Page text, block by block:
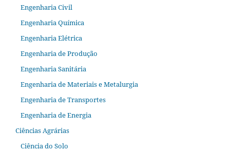
Engenharia Civil
Engenharia Química
Engenharia Elétrica
Engenharia de Produção
Engenharia Sanitária
Engenharia de Materiais e Metalurgia
Engenharia de Transportes
Engenharia de Energia
Ciências Agrárias
Ciência do Solo